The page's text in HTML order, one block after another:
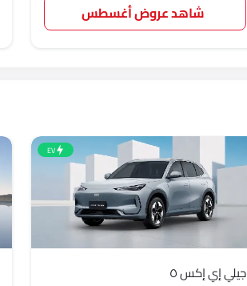
شاهد عروض أغسطس
EV
جيلي إي إكس ٥